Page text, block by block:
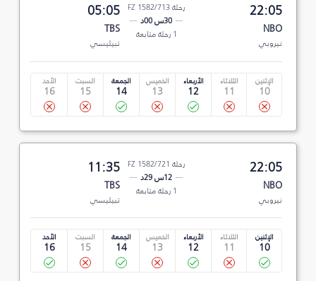
22:05
NBO
نيروبي
رحلة FZ 1582/713
30س 00د
1 رحلة متابعة
05:05
TBS
تبيليسي
الإثنين
10
الثلاثاء
11
الأربعاء
12
الخميس
13
الجمعة
14
السبت
15
الأحد
16
22:05
NBO
نيروبي
رحلة FZ 1582/721
12س 29د
1 رحلة متابعة
11:35
TBS
تبيليسي
الإثنين
10
الثلاثاء
11
الأربعاء
12
الخميس
13
الجمعة
14
السبت
15
الأحد
16